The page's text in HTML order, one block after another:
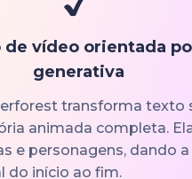
de vídeo orientada
generativa
transforma texto
animada completa.
e personagens, dando
do início ao fim.